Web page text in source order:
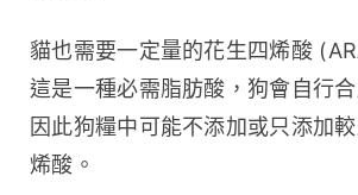
貓也需要一定量的花生四烯酸
這是一種必需脂肪酸，狗會自行合
因此狗糧中可能不添加或只添加
烯酸。